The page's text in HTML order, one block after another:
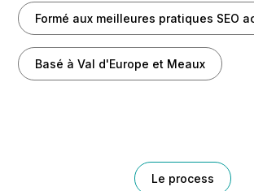
Formé aux meilleures pratiques SEO
Basé à Val d'Europe et Meaux
Le process